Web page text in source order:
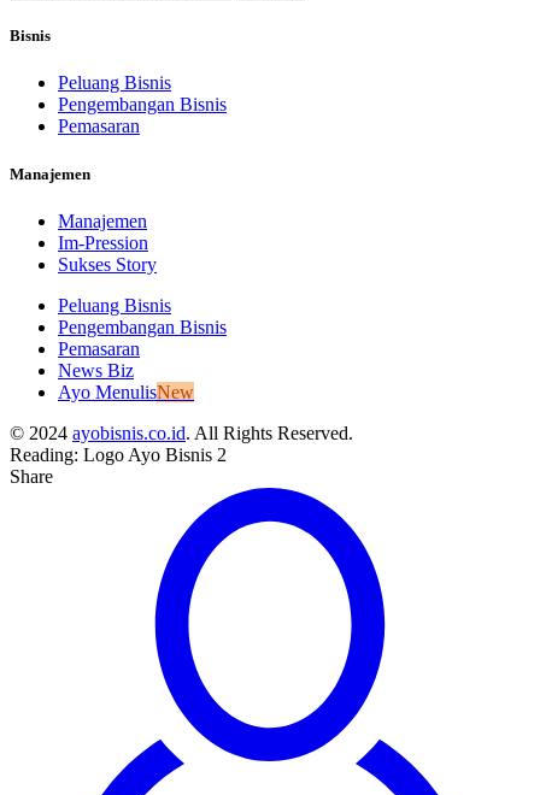
Bisnis
Peluang Bisnis
Pengembangan Bisnis
Pemasaran
Manajemen
Manajemen
Im-Pression
Sukses Story
Peluang Bisnis
Pengembangan Bisnis
Pemasaran
News Biz
Ayo MenulisNew
© 2024 ayobisnis.co.id. All Rights Reserved.
Reading: Logo Ayo Bisnis 2
Share